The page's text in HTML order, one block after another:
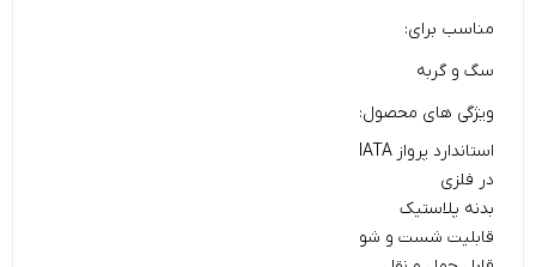
مناسب برای:
سگ و گربه
ویژگی های محصول:
استاندارد پرواز IATA
در فلزی
بدنه پلاستیک
قابلیت شست و شو